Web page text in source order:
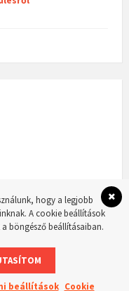
WordPress Master weboldal
hogy a legjobb
A cookie beállítások
böngésző beállításaiban.
beállítások Cookie